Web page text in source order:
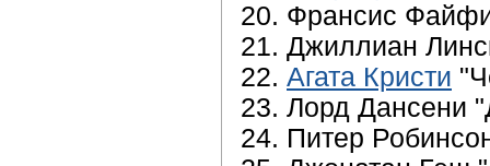
20. Франсис
21. Джиллиан
22. Агата Кристи
23. Лорд Дансени
24. Питер